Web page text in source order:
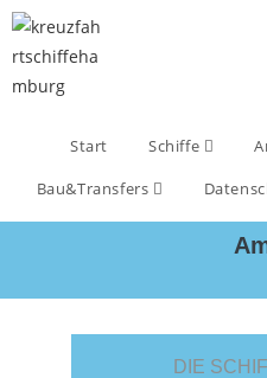
Start Schiffe
Bau&Transfers
DIE